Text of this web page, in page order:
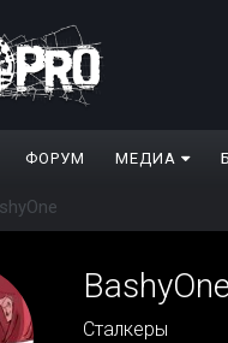
ФОРУМ МЕДИА
BashyOne
Сталкеры